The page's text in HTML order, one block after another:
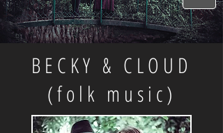
BECKY & CLOUD
(folk music)